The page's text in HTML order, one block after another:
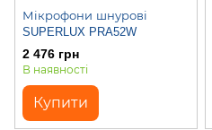
Мікрофони шнурові
SUPERLUX PRA52W
2 476 грн
В наявності
Купити